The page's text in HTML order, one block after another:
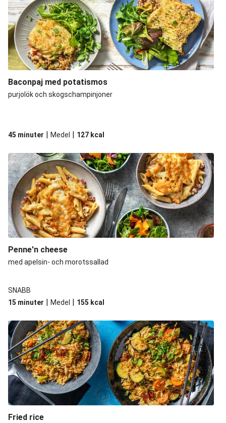
Baconpaj med potatismos
purjolök och skogschampinjoner
45 minuter | Medel | 127 kcal
Penne'n cheese
med apelsin- och morotssallad
SNABB
15 minuter | Medel | 155 kcal
Fried rice